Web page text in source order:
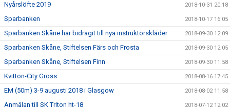
Nyårslöfte 2019 2018-10-31 20:18
Sparbanken 2018-10-17 16:05
Sparbanken Skåne har bidragit till nya instruktörskläder 2018-09-30 12:09
Sparbanken Skåne, Stiftelsen Färs och Frosta 2018-09-30 12:05
Sparbanken Skåne, Stiftelsen Finn 2018-09-30 11:58
Kvitton-City Gross 2018-08-16 17:45
EM (50m) 3-9 augusti 2018 i Glasgow 2018-08-02 11:58
Anmälan till SK Triton ht-18 2018-07-12 12:02